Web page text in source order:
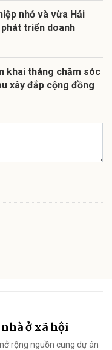
nhỏ và vừa Hải
triển doanh
khai tháng chăm sóc
xây đắp cộng đồng
ở xã hội
rộng nguồn cung dự án